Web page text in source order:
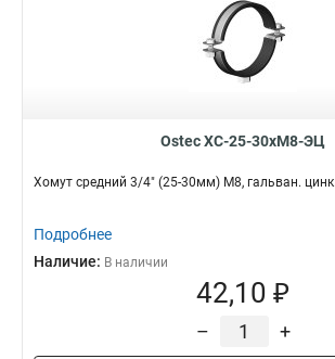
Ostec ХС-25-30хМ8-ЭЦ
Хомут средний 3/4" (25-30мм) М8, гальван. цинк
Подробнее
Наличие: В наличии
42,10 ₽
– +